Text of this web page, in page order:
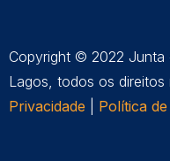
Copyright © 2022 Junta
Lagos, todos os direitos
Privacidade
Política